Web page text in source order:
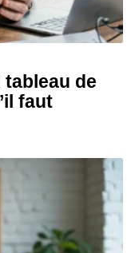
de
faut